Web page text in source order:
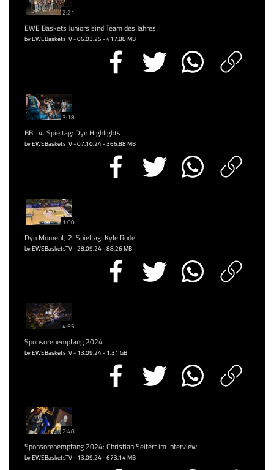
2:21
EWE Baskets Juniors sind Team des Jahres
by EWEBasketsTV - 06.03.25 - 417.88 MB
3:18
BBL 4. Spieltag: Dyn Highlights
by EWEBasketsTV - 07.10.24 - 366.88 MB
1:00
Dyn Moment, 2. Spieltag: Kyle Rode
by EWEBasketsTV - 28.09.24 - 88.26 MB
4:55
Sponsorenempfang 2024
by EWEBasketsTV - 13.09.24 - 1.31 GB
2:48
Sponsorenempfang 2024: Christian Seifert im Interview
by EWEBasketsTV - 13.09.24 - 673.14 MB